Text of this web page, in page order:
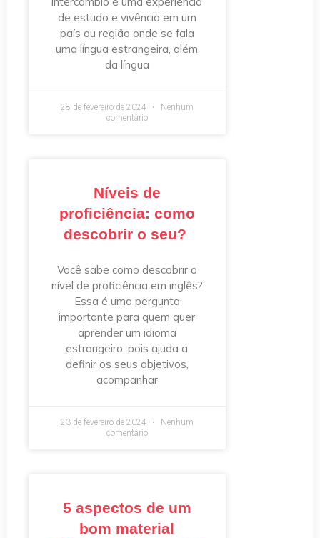
de estudo e vivência em um
país ou região onde se fala
uma língua estrangeira, além
da língua
28 de fevereiro de 2024
Nenhum
comentário
Níveis de
proficiência: como
descobrir o seu?
Você sabe como descobrir o
nível de proficiência em inglês?
Essa é uma pergunta
importante para quem quer
aprender um idioma
estrangeiro, pois ajuda a
definir os seus objetivos,
acompanhar
23 de fevereiro de 2024
Nenhum
comentário
5 aspectos de um
bom material